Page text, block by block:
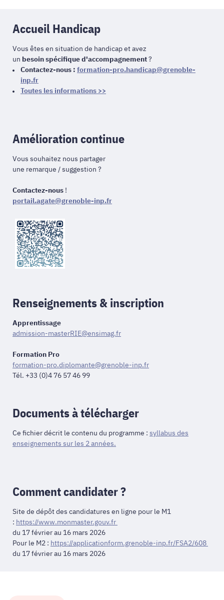
Accueil Handicap
Vous êtes en situation de handicap et avez
un besoin spécifique d'accompagnement?
Contactez-nous : formation-pro.handicap@grenoble-
inp.fr
Toutes les informations >>
Amélioration continue
Vous souhaitez nous partager
une remarque / suggestion ?
Contactez-nous !
portail.agate@grenoble-inp.fr
Renseignements & inscription
Apprentissage
admission-masterRIE@ensimag.fr
Formation Pro
formation-pro.diplomante@grenoble-inp.fr
Tél. +33 (0)4 76 57 46 99
Documents à télécharger
Ce fichier décrit le contenu du programme : syllabus des
enseignements sur les 2 années.
Comment candidater ?
Site de dépôt des candidatures en ligne pour le M1
: https://www.monmaster.gouv.fr
du 17 février au 16 mars 2026
Pour le M2 : https://applicationform.grenoble-inp.fr/FSA2/608
du 17 février au 16 mars 2026